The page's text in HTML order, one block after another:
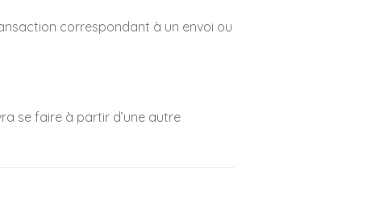
correspondant à un envoi ou
se faire à partir d’une autre